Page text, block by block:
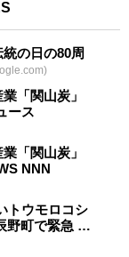
統の日の80周
業 「関山炭」
ース
業 「関山炭」
NNN
トウモロコシ
野町で緊急 …